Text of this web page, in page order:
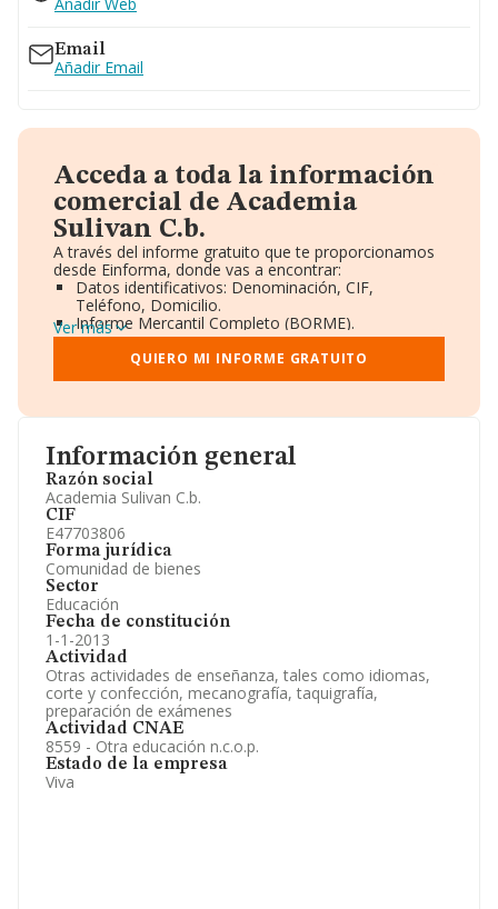
Información general
Razón social
Academia Sulivan C.b.
CIF
E47703806
Forma jurídica
Comunidad de bienes
Sector
Educación
Fecha de constitución
1-1-2013
Actividad
Otras actividades de enseñanza, tales como idiomas,
corte y confección, mecanografía, taquigrafía,
preparación de exámenes
Actividad CNAE
8559 - Otra educación n.c.o.p.
Estado de la empresa
Viva
Email
Añadir Email
Acceda a toda la información
comercial de Academia
Sulivan C.b.
A través del informe gratuito que te proporcionamos
desde Einforma, donde vas a encontrar:
Datos identificativos: Denominación, CIF,
Teléfono, Domicilio.
Informe Mercantil Completo (BORME).
Gráficos de Evolución Ventas y Empleados.
Consejo de Administración y Administradores.
Directivos y Ejecutivos.
Información oficial y registral complementaria.
Ver más
QUIERO MI INFORME GRATUITO